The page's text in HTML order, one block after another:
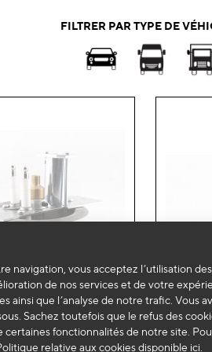
navigation, vous acceptez l’utilisation
de nos services et de votre
ainsi que l’analyse de notre trafic. Vous
Sachez toutefois que le refus des
fonctionnalités de notre site.
relative aux cookies disponible ici
FILTRER PAR TYPE DE